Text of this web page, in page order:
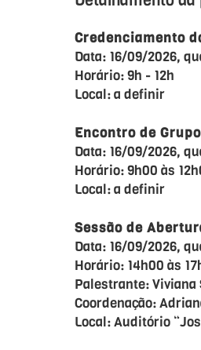
Credenciamento
Data: 16/09/2026,
Horário: 9h - 12h
Local: a definir
Encontro de
Data: 16/09/2026,
Horário: 9h00 às
Local: a definir
Sessão de
Data: 16/09/2026,
Horário: 14h00 às
Palestrante:
Coordenação:
Local: Auditório